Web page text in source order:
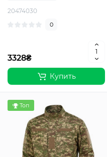
20474030
0
3328₴
Купить
Топ